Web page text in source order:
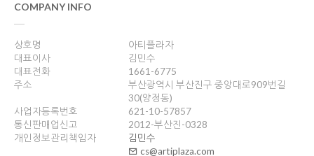
COMPANY INFO
상호명
아티플라자
대표이사
김민수
대표전화
1661-6775
주소
부산광역시 부산진구 중앙대로909번길
30(양정동)
사업자등록번호
621-10-57857
통신판매업신고
2012-부산진-0328
개인정보관리책임자
김민수
cs@artiplaza.com